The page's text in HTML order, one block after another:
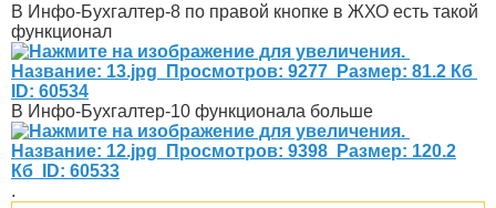
В Инфо-Бухгалтер-8 по правой кнопке в ЖХО есть такой
функционал
В Инфо-Бухгалтер-10 функционала больше
.